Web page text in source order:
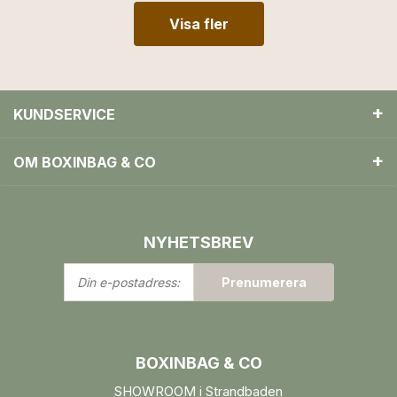
Visa fler
KUNDSERVICE
OM BOXINBAG & CO
NYHETSBREV
Din
e-
Prenumerera
BOXINBAG & CO
SHOWROOM i Strandbaden